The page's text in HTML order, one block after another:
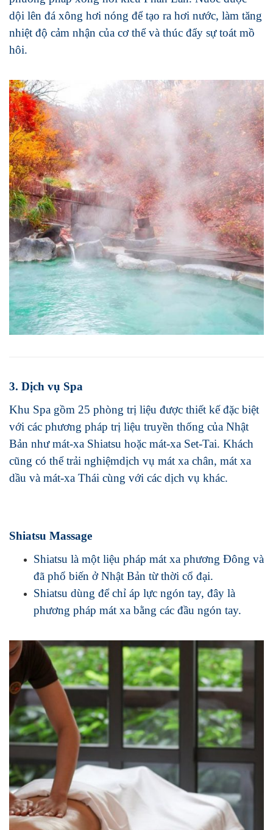
dội lên đá xông hơi nóng để tạo ra hơi nước, làm tăng
nhiệt độ cảm nhận của cơ thể và thúc đẩy sự toát mồ
hôi.
3. Dịch vụ Spa
Khu Spa gồm 25 phòng trị liệu được thiết kế đặc biệt
với các phương pháp trị liệu truyền thống của Nhật
Bản như mát-xa Shiatsu hoặc mát-xa Set-Tai. Khách
cũng có thể trải nghiệmdịch vụ mát xa chân, mát xa
dầu và mát-xa Thái cùng với các dịch vụ khác.
Shiatsu Massage
Shiatsu là một liệu pháp mát xa phương Đông và
đã phổ biến ở Nhật Bản từ thời cổ đại.
Shiatsu dùng để chỉ áp lực ngón tay, đây là
phương pháp mát xa bằng các đầu ngón tay.